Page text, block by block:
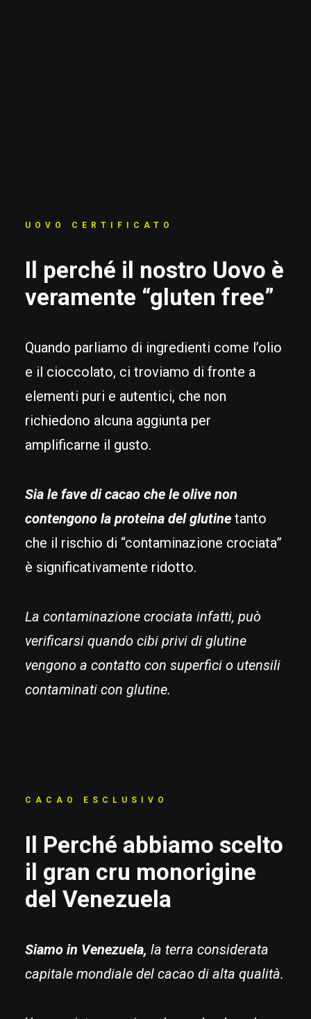
UOVO CERTIFICATO
Il perché il nostro Uovo è
veramente “gluten free”
Quando parliamo di ingredienti come l’olio
e il cioccolato, ci troviamo di fronte a
elementi puri e autentici, che non
richiedono alcuna aggiunta per
amplificarne il gusto.
Sia le fave di cacao che le olive non
contengono la proteina del glutine tanto
che il rischio di “contaminazione crociata”
è significativamente ridotto.
La contaminazione crociata infatti, può
verificarsi quando cibi privi di glutine
vengono a contatto con superfici o utensili
contaminati con glutine.
CACAO ESCLUSIVO
Il Perché abbiamo scelto
il gran cru monorigine
del Venezuela
Siamo in Venezuela, la terra considerata
capitale mondiale del cacao di alta qualità.